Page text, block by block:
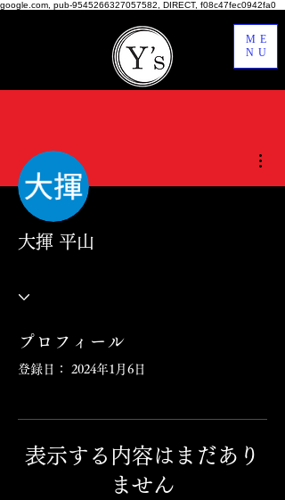
google.com, pub-9545266327057582, DIRECT, f08c47fec0942fa0
ME
NU
大揮 平山
プロフィール
登録日： 2024年1月6日
表示する内容はまだあり
ません